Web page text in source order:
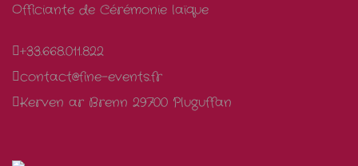
Officiante de Cérémonie laïque
+33.668.011.822
contact@fine-events.fr
Kerven ar Brenn 29700 Pluguffan